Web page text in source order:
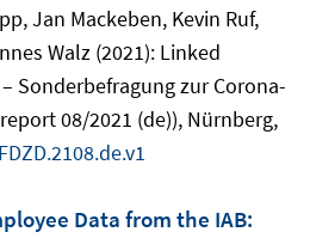
Jan Mackeben, Kevin Ruf,
Walz (2021): Linked
Sonderbefragung zur Corona-
08/2021 (de)), Nürnberg,
Data from the IAB: